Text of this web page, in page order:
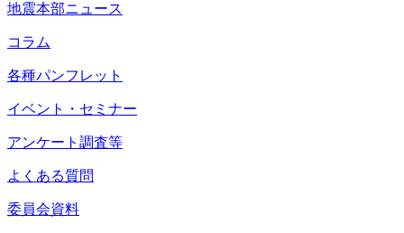
地震本部ニュース
コラム
各種パンフレット
イベント・セミナー
アンケート調査等
よくある質問
委員会資料